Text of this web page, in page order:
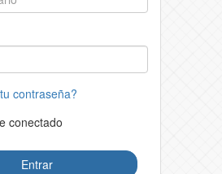
contraseña?
conectado
Entrar